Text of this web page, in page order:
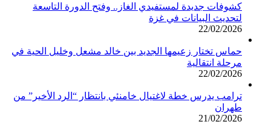
كشوفات جديدة لمستفيدي الغاز.. وفتح الدورة التاسعة
لتحديث البيانات في غزة
22/02/2026
حماس تختار زعيمها الجديد بين خالد مشعل وخليل الحية في
مرحلة انتقالية
22/02/2026
ترامب يدرس خطة لاغتيال خامنئي بانتظار “الرد الأخير” من
طهران
21/02/2026